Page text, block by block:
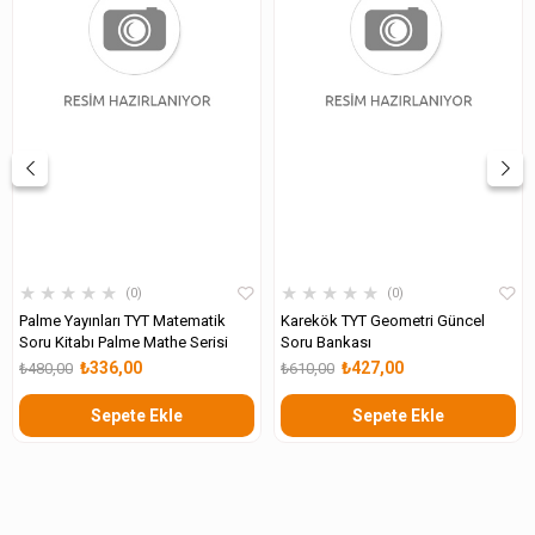
★ ★ ★ ★ ★ 0
Palme Yayınları TYT Matematik
Soru Kitabı Palme Mathe Serisi
₺336,00
₺480,00
Sepete Ekle
★ ★ ★ ★ ★ 0
Karekök TYT Geometri Güncel
Soru Bankası
₺427,00
₺610,00
Sepete Ekle